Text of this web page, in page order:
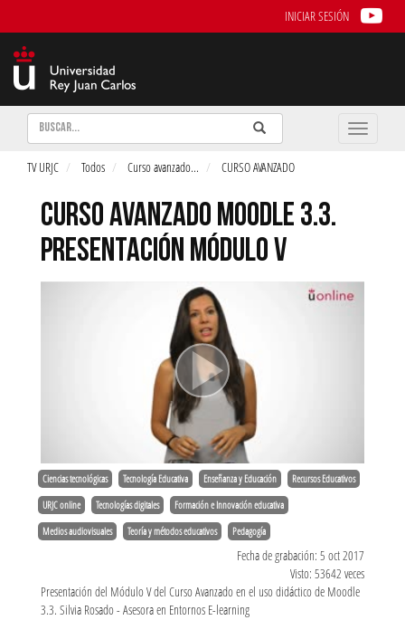
INICIAR SESIÓN
Buscar Enviar
Buscar
Toggle
TV URJC Todos Curso avanzado... CURSO AVANZADO
CURSO AVANZADO MOODLE 3.3.
PRESENTACIÓN MÓDULO V
Ciencias tecnológicas Tecnología Educativa Enseñanza y Educación Recursos Educativos
URJC online Tecnologías digitales Formación e Innovación educativa
Medios audiovisuales Teoría y métodos educativos Pedagogía
Fecha de grabación: 5 oct 2017
Visto: 53642 veces
Presentación del Módulo V del Curso Avanzado en el uso didáctico de Moodle
3.3. Silvia Rosado - Asesora en Entornos E-learning